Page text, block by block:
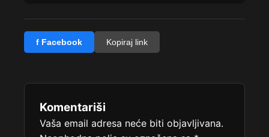
f Facebook Kopiraj link
Komentariši
Vaša email adresa neće biti objavljivana.